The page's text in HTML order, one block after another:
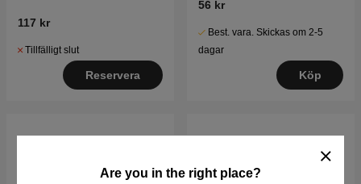
Are you in the right place?
117 kr
Tillfälligt slut
Reservera
56 kr
Best. vara. Skickas om 2-5
dagar
Köp